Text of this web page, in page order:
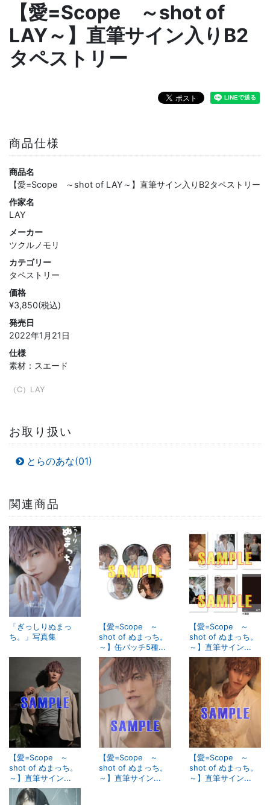
【愛=Scope ～shot of
LAY～】直筆サイン入りB2
タペストリー
商品仕様
商品名
【愛=Scope ～shot of LAY～】直筆サイン入りB2タペストリー
作家名
LAY
メーカー
ツクルノモリ
カテゴリー
タペストリー
価格
¥3,850(税込)
発売日
2022年1月21日
仕様
素材：スエード
（C）LAY
お取り扱い
とらのあな(01)
関連商品
「ぎっしりぬまっ
ち。」写真集
【愛=Scope ～
shot of ぬまっち。
～】缶バッチ5種...
【愛=Scope ～
shot of ぬまっち。
～】直筆サイン...
【愛=Scope ～
shot of ぬまっち。
～】直筆サイン...
【愛=Scope ～
shot of ぬまっち。
～】直筆サイン...
【愛=Scope ～
shot of ぬまっち。
～】直筆サイン...